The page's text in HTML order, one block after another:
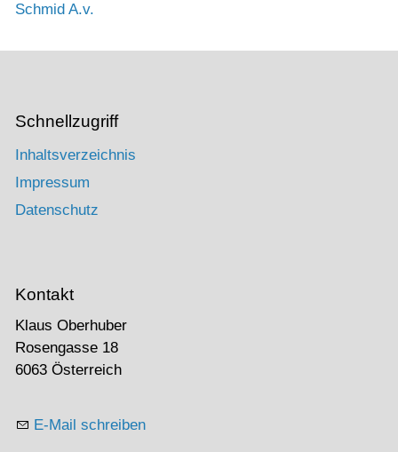
Schmid A.v.
Schnellzugriff
Inhaltsverzeichnis
Impressum
Datenschutz
Kontakt
Klaus Oberhuber
Rosengasse 18
6063 Österreich
E-Mail schreiben